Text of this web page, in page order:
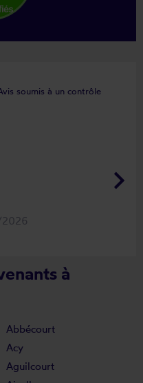
soumis à un contrôle
keyboard_arrow_right
à
Abbécourt
Acy
Aguilcourt